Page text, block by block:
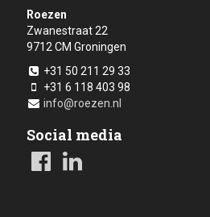
Roezen
Zwanestraat 22
9712 CM Groningen
+31 50 211 29 33
+31 6 118 403 98
info@roezen.nl
Social media